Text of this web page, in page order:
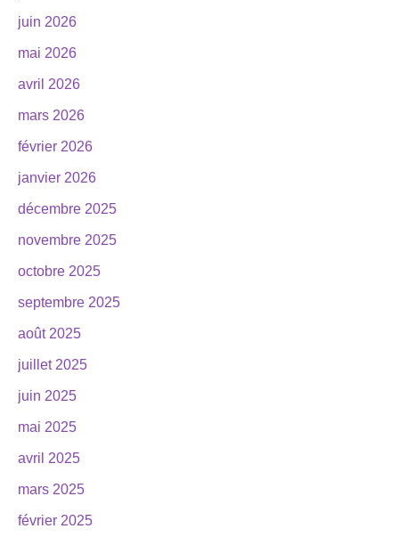
juin 2026
mai 2026
avril 2026
mars 2026
février 2026
janvier 2026
décembre 2025
novembre 2025
octobre 2025
septembre 2025
août 2025
juillet 2025
juin 2025
mai 2025
avril 2025
mars 2025
février 2025